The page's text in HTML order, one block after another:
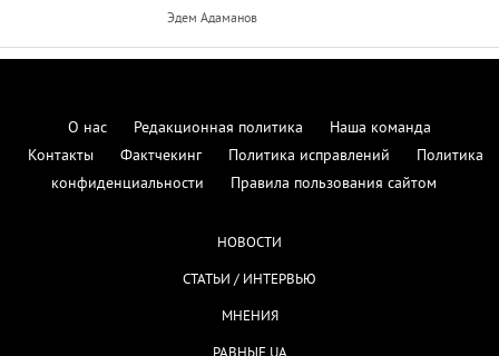
Эдем Адаманов
О нас Редакционная политика
Наша команда
Контакты
Фактчекинг Политика исправлений
Политика
конфиденциальности
Правила пользования сайтом
НОВОСТИ
СТАТЬИ / ИНТЕРВЬЮ
МНЕНИЯ